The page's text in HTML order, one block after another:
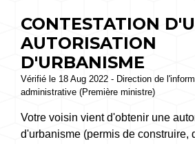
CONTESTATION
AUTORISATION
D'URBANISME
Vérifié le 18 Aug 2022 - Direction de
administrative (Première ministre)
Votre voisin vient d'obtenir une
d'urbanisme (permis de construire,